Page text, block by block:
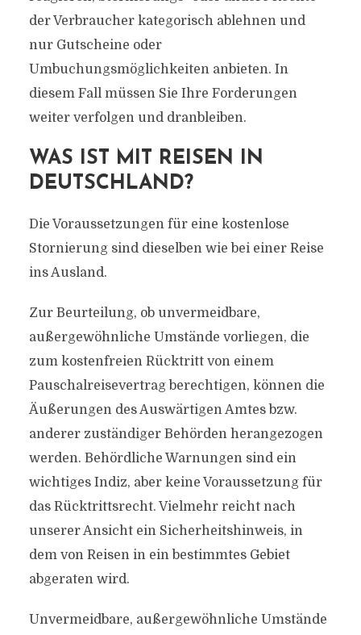
der Verbraucher kategorisch ablehnen und
nur Gutscheine oder
Umbuchungsmöglichkeiten anbieten. In
diesem Fall müssen Sie Ihre Forderungen
weiter verfolgen und dranbleiben.
WAS IST MIT REISEN IN
DEUTSCHLAND?
Die Voraussetzungen für eine kostenlose
Stornierung sind dieselben wie bei einer Reise
ins Ausland.
Zur Beurteilung, ob unvermeidbare,
außergewöhnliche Umstände vorliegen, die
zum kostenfreien Rücktritt von einem
Pauschalreisevertrag berechtigen, können die
Äußerungen des Auswärtigen Amtes bzw.
anderer zuständiger Behörden herangezogen
werden. Behördliche Warnungen sind ein
wichtiges Indiz, aber keine Voraussetzung für
das Rücktrittsrecht. Vielmehr reicht nach
unserer Ansicht ein Sicherheitshinweis, in
dem von Reisen in ein bestimmtes Gebiet
abgeraten wird.
Unvermeidbare, außergewöhnliche Umstände